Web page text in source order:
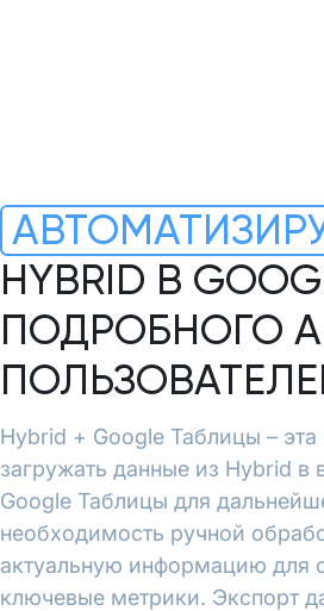
HYBRID В
ПОДРОБНОГО
Hybrid + Google Таблицы –
загружать данные из Hybrid в
Google Таблицы для
необходимость ручной
актуальную информацию для
ключевые метрики. Экспорт